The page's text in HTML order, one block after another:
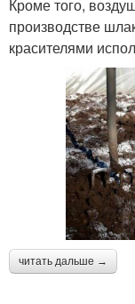
Кроме того,
производстве
красителями
читать дальше →